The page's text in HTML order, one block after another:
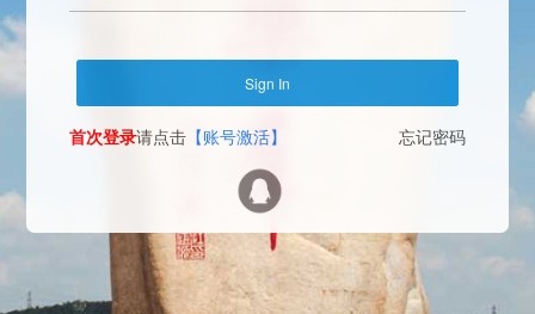
首次登录请点击 【账号激活】 忘记密码
Send verification code
The camera will be turned on soon. Please pay attention to your privacy
微信扫一扫